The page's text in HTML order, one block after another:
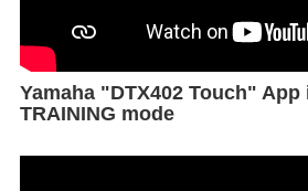
Yamaha "DTX402 Touch"
TRAINING mode